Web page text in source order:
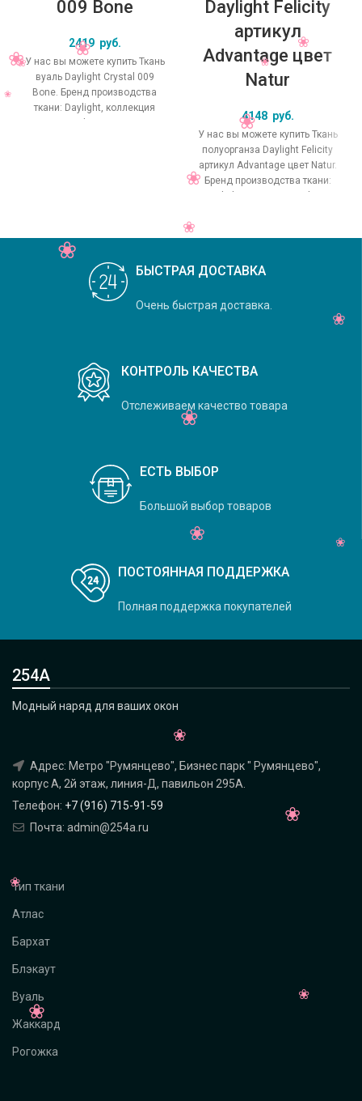
009 Bone
2419 руб.
У нас вы можете купить Ткань
вуаль Daylight Crystal 009
Bone. Бренд производства
ткани: Daylight, коллекция
Daylight Felicity
артикул
Advantage цвет
Natur
4148 руб.
У нас вы можете купить Ткань
полуорганза Daylight Felicity
артикул Advantage цвет Natur.
Бренд производства ткани:
БЫСТРАЯ ДОСТАВКА
Очень быстрая доставка.
КОНТРОЛЬ КАЧЕСТВА
Отслеживаем качество товара
ЕСТЬ ВЫБОР
Большой выбор товаров
ПОСТОЯННАЯ ПОДДЕРЖКА
Полная поддержка покупателей
254А
Модный наряд для ваших окон
Адрес: Метро "Румянцево", Бизнес парк " Румянцево",
корпус А, 2й этаж, линия-Д, павильон 295A.
Телефон: +7 (916) 715-91-59
Почта: admin@254a.ru
Тип ткани
Атлас
Бархат
Блэкаут
Вуаль
Жаккард
Рогожка